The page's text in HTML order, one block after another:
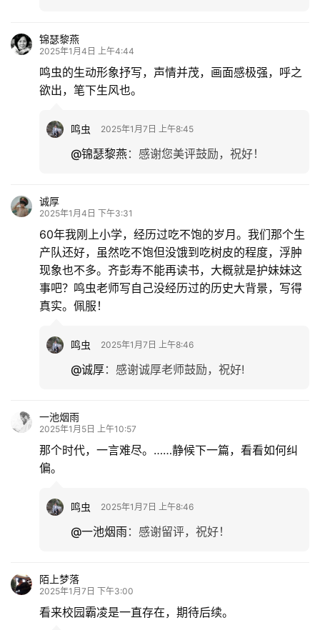
锦瑟黎燕
2025年1月4日 上午4:44
鸣虫的生动形象抒写，声情并茂，画面感极强，呼之
欲出，笔下生风也。
鸣虫 2025年1月7日 上午8:45
@锦瑟黎燕： 感谢您美评鼓励，祝好！
诚厚
2025年1月4日 下午3:31
60年我刚上小学，经历过吃不饱的岁月。我们那个生
产队还好，虽然吃不饱但没饿到吃树皮的程度，浮肿
现象也不多。齐彭寿不能再读书，大概就是护妹妹这
事吧？鸣虫老师写自己没经历过的历史大背景，写得
真实。佩服！
鸣虫 2025年1月7日 上午8:46
@诚厚： 感谢诚厚老师鼓励，祝好!
一池烟雨
2025年1月5日 上午10:57
那个时代，一言难尽。……静候下一篇，看看如何纠
偏。
鸣虫 2025年1月7日 上午8:46
@一池烟雨： 感谢留评，祝好！
陌上梦落
2025年1月7日 下午3:00
看来校园霸凌是一直存在，期待后续。